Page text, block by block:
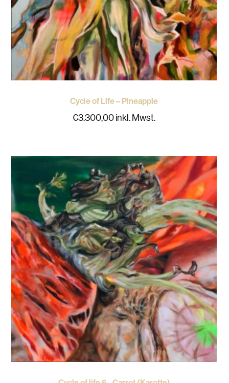
Cycle of Life – Pineapple
€3.300,00 inkl. Mwst.